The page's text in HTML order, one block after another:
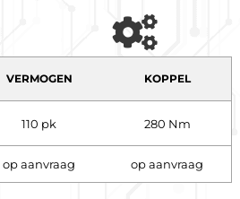
VERMOGEN KOPPEL
110 pk 280 Nm
op aanvraag op aanvraag